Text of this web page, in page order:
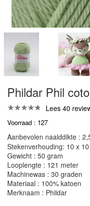
Phildar Phil
Lees 40
Voorraad : 127
Aanbevolen naalddikte :
Stekenverhouding: 10 x
Gewicht : 50 gram
Looplengte : 121 meter
Machinewas : 30 graden
Materiaal : 100% katoen
Merknaam : Phildar